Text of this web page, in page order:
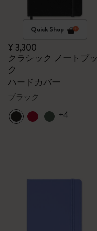
Quick Shop
¥ 3,300
クラシック ノートブッ
ク
ハードカバー
ブラック
+4